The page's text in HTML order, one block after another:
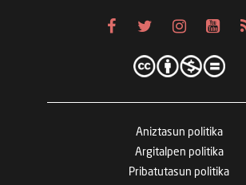
Aniztasun politika
Argitalpen politika
Pribatutasun politika